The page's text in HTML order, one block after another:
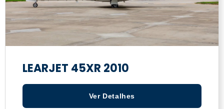
LEARJET 45XR 2010
Ver Detalhes